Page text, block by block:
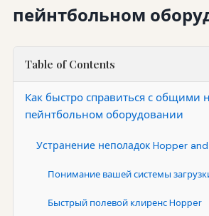
пейнтбольном
Table of Contents
Как быстро справиться с общими
пейнтбольном оборудовании
Устранение неполадок Hopper
Понимание вашей системы
Быстрый полевой клиренс Hopper